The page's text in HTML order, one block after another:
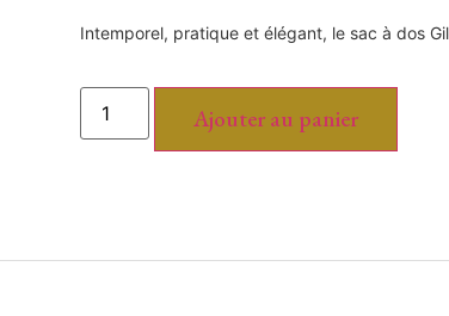
Intemporel, pratique et élégant, le sac à dos
Ajouter au panier